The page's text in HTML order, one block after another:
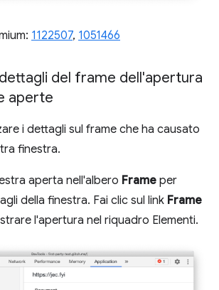
1122507, 1051466
del frame dell'apertura
aperte
i dettagli sul frame che ha causato
finestra.
aperta nell'albero Frame per
della finestra. Fai clic sul link Frame
l'apertura nel riquadro Elementi.